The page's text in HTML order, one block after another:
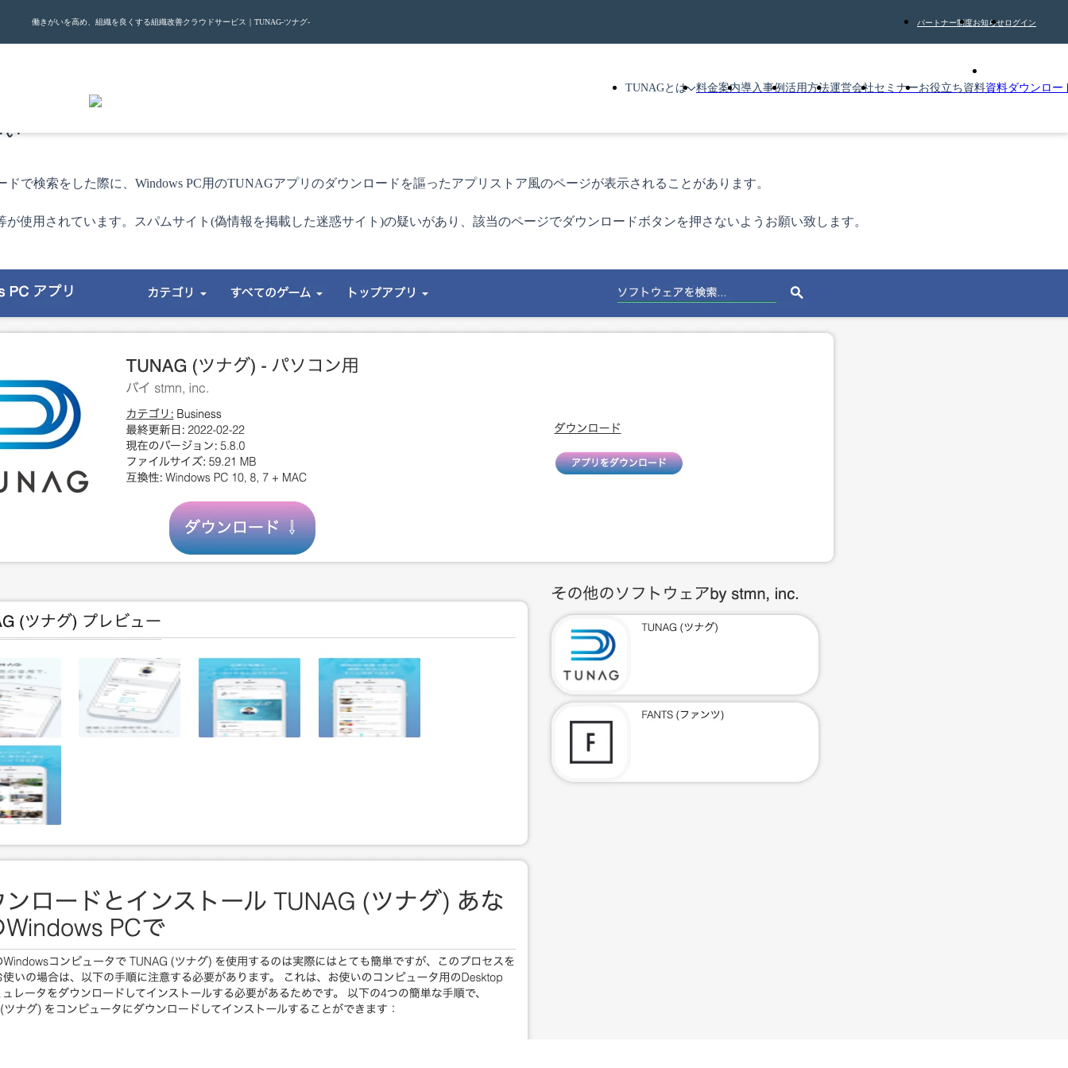
働きがいを高め、組織を良くする組織改善クラウドサービス｜TUNAG-ツナグ- パートナー制度お知らせログイン
TUNAGとは 料金案内導入事例 活用方法運営会社セミナーお役立ち資料資料ダウンロー
い
ドで検索をした際に、Windows PC用のTUNAGアプリのダウンロードを謳ったアプリストア風のページが表示されることがあります。
使用されています。スパムサイト(偽情報を掲載した迷惑サイト)の疑いがあり、該当のページでダウンロードボタンを押さないようお願い致します。